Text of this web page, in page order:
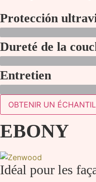
Protección
Dureté de la
Entretien
OBTENIR UN
EBONY
Idéal pour les